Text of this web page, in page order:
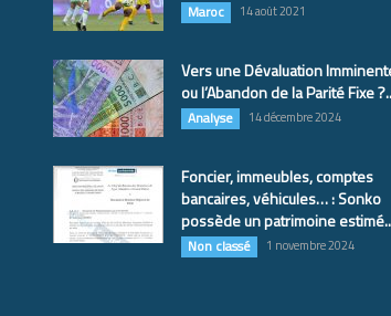
Maroc 14 août 2021
Vers une Dévaluation
ou l’Abandon de la Parité Fixe
Analyse 14 décembre 2024
Foncier, immeubles, comptes
bancaires, véhicules… : Sonko
possède un patrimoine
Non classé 1 novembre 2024